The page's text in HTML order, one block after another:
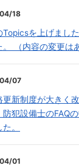
18
を上げまし
（内容の変更は
07
新制度が大きく
犯設備士のFAQ
。
01